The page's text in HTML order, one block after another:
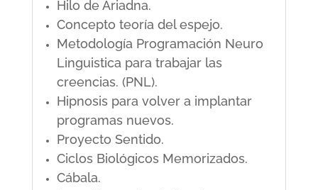
Hilo de Ariadna.
Concepto teoría del espejo.
Metodología Programación Neuro
Linguistica para trabajar las
creencias. (PNL).
Hipnosis para volver a implantar
programas nuevos.
Proyecto Sentido.
Ciclos Biológicos Memorizados.
Cábala.